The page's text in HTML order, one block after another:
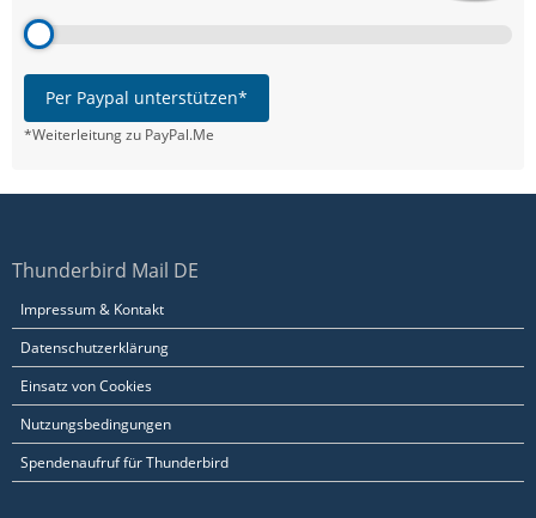
Per Paypal unterstützen*
*Weiterleitung zu PayPal.Me
Thunderbird Mail DE
Impressum & Kontakt
Datenschutzerklärung
Einsatz von Cookies
Nutzungsbedingungen
Spendenaufruf für Thunderbird